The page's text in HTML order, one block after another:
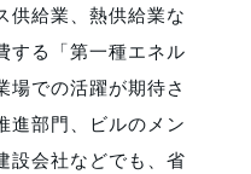
供給業、熱供給業な
する「第一種エネル
場での活躍が期待さ
進部門、ビルのメン
設会社などでも、省